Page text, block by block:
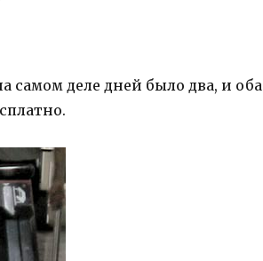
самом деле дней было два, и оба